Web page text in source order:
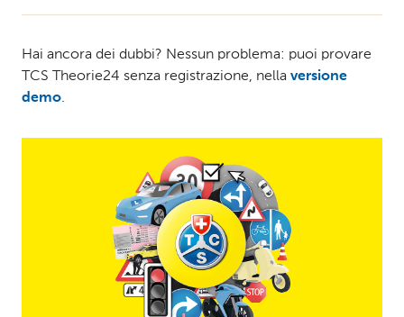
Hai ancora dei dubbi? Nessun problema: puoi provare
TCS Theorie24 senza registrazione, nella versione
demo.